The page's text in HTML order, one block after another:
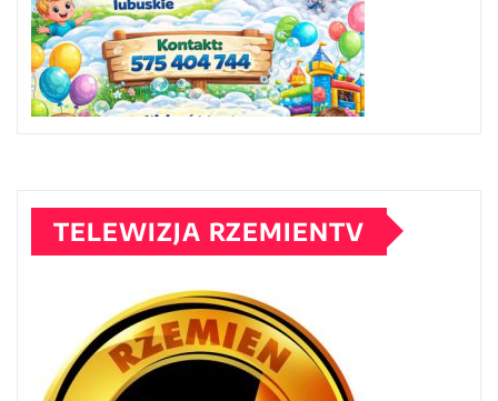
TELEWIZJA RZEMIENTV